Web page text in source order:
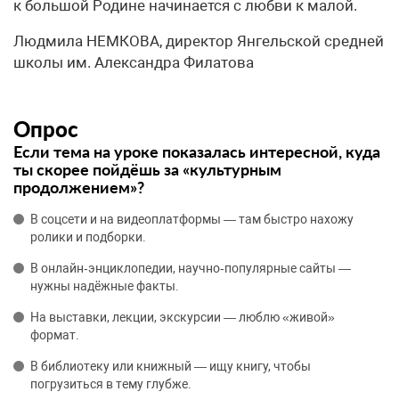
к большой Родине начинается с любви к малой.
Людмила НЕМКОВА, директор Янгельской средней
школы им. Александра Филатова
Опрос
Если тема на уроке показалась интересной, куда
ты скорее пойдёшь за «культурным
продолжением»?
В соцсети и на видеоплатформы — там быстро нахожу
ролики и подборки.
В онлайн‑энциклопедии, научно‑популярные сайты —
нужны надёжные факты.
На выставки, лекции, экскурсии — люблю «живой»
формат.
В библиотеку или книжный — ищу книгу, чтобы
погрузиться в тему глубже.